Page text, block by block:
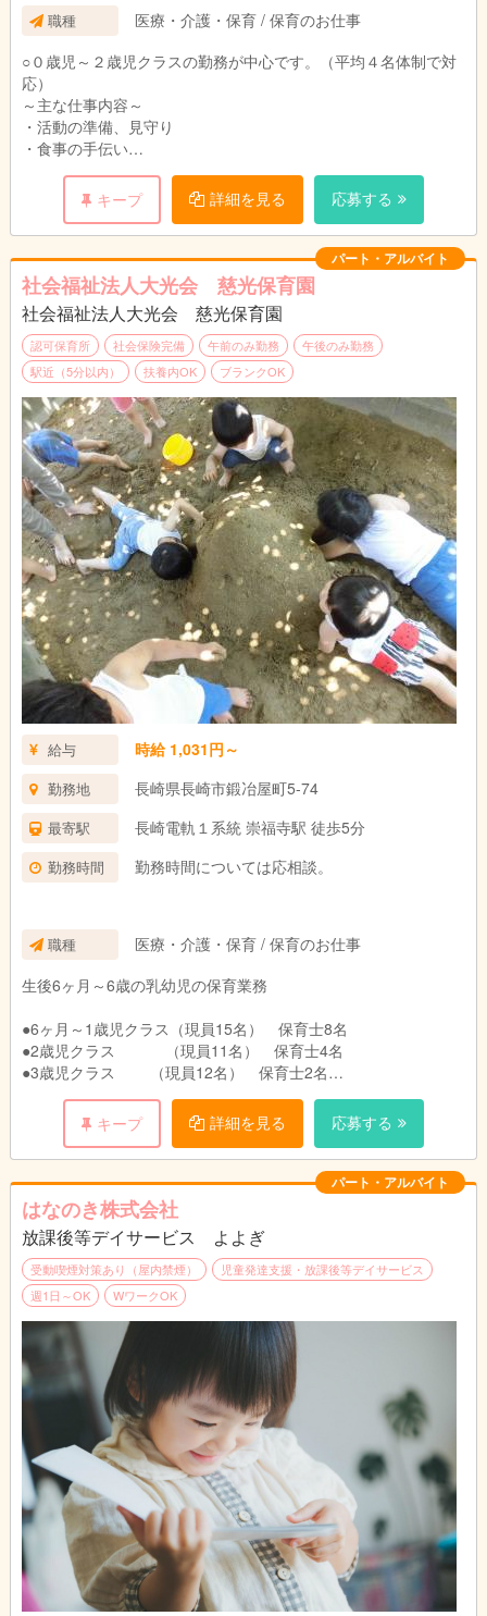
職種
医療・介護・保育 / 保育のお仕事
○０歳児～２歳児クラスの勤務が中心です。（平均４名体制で対
応）
～主な仕事内容～
・活動の準備、見守り
・食事の手伝い
・排泄、おむつ交換
・お昼寝の準備、見守り
・クラス内の掃除
などの業務を行います。
※書類仕事、持ち帰り仕事、残業はありません！
※経験によっては連絡帳の記入をお願いする場合もあります。
※同職種従業員数３０名、全体定員１３０名
キープ 詳細を見る 応募する
パート・アルバイト
社会福祉法人大光会 慈光保育園
社会福祉法人大光会 慈光保育園
認可保育所 社会保険完備 午前のみ勤務
午後のみ勤務
駅近（5分以内）
扶養内OK ブランクOK
給与 時給 1,031円～
勤務地 長崎県長崎市鍛冶屋町5-74
最寄駅 長崎電軌１系統 崇福寺駅 徒歩5分
勤務時間 勤務時間については応相談。
職種
医療・介護・保育 / 保育のお仕事
生後6ヶ月～6歳の乳幼児の保育業務
●6ヶ月～1歳児クラス（現員15名） 保育士8名
●2歳児クラス （現員11名） 保育士4名
●3歳児クラス （現員12名） 保育士2名
●4歳児～5歳児クラス (現員20名) 保育士3名
●フリー保育士⇒３名
キープ 詳細を見る 応募する
パート・アルバイト
はなのき株式会社
放課後等デイサービス よよぎ
受動喫煙対策あり（屋内禁煙）
児童発達支援・放課後等デイサービス
週1日～OK
WワークOK